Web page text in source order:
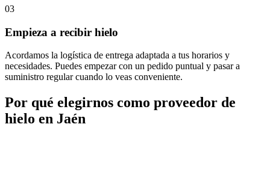
03
Empieza a recibir hielo
Acordamos la logística de entrega adaptada a tus horarios y
necesidades. Puedes empezar con un pedido puntual y pasar a
suministro regular cuando lo veas conveniente.
Por qué elegirnos como proveedor de
hielo en Jaén